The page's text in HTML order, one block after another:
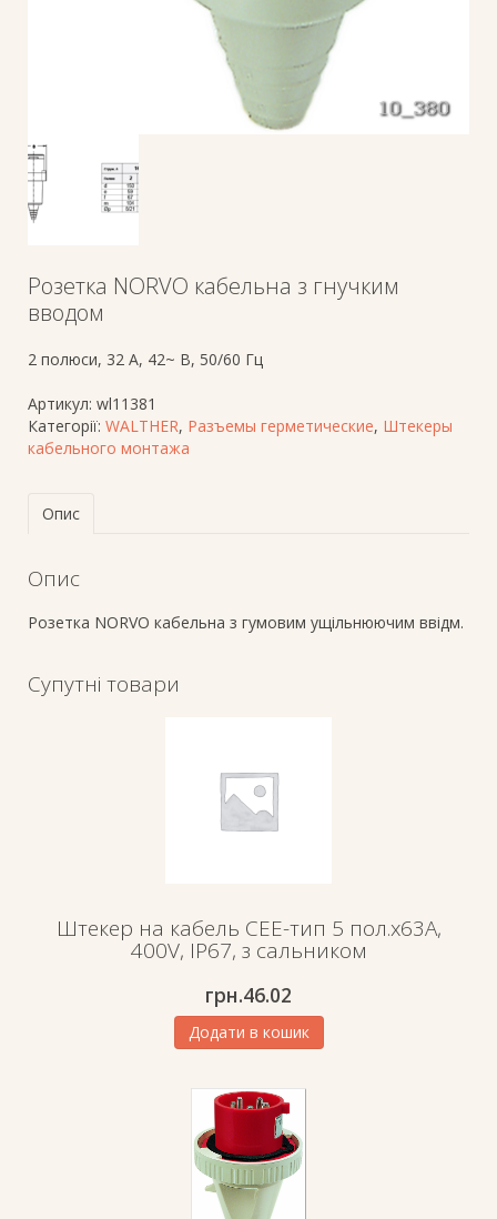
Розетка NORVO кабельна з гнучким
вводом
2 полюси, 32 A, 42~ В, 50/60 Гц
Артикул: wl11381
Категорії: WALTHER, Разъемы герметические, Штекеры
кабельного монтажа
Опис
Опис
Розетка NORVO кабельна з гумовим ущільнюючим ввідм.
Супутні товари
Штекер на кабель СЕЕ-тип 5 пол.х63А,
400V, IP67, з сальником
грн.46.02
Додати в кошик